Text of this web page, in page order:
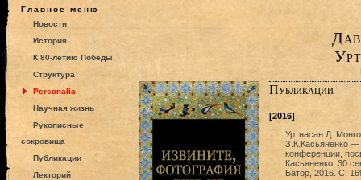
Главное меню
Новости
История
К 80-летию Победы
Структура
Personalia
Научная жизнь
Рукописные
сокровища
Публикации
Лекторий
Публикации
[2016]
Уртнасан Д.
З.К.Касьяненко —
конференции,
Касьяненко. 30
Батор, 2016. C.